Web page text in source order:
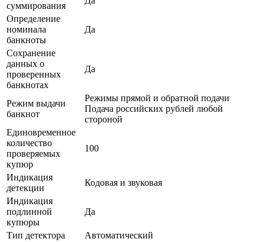
суммирования
Определение
номинала
банкноты
Да
Сохранение
данных о
проверенных
банкнотах
Да
Режим выдачи
банкнот
Режимы прямой и обратной подачи
Подача российских рублей любой
стороной
Единовременное
количество
проверяемых
купюр
100
Индикация
детекции
Кодовая и звуковая
Индикация
подлинной
купюры
Да
Тип детектора
Автоматический